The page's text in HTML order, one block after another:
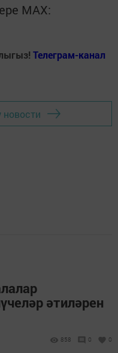
MАХ:
Телеграм-канал
новости
әтиләрен
858 0 0